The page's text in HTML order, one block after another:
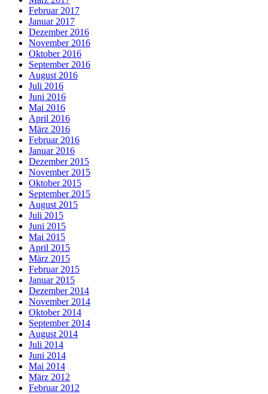
Februar 2017
Januar 2017
Dezember 2016
November 2016
Oktober 2016
September 2016
August 2016
Juli 2016
Juni 2016
Mai 2016
April 2016
März 2016
Februar 2016
Januar 2016
Dezember 2015
November 2015
Oktober 2015
September 2015
August 2015
Juli 2015
Juni 2015
Mai 2015
April 2015
März 2015
Februar 2015
Januar 2015
Dezember 2014
November 2014
Oktober 2014
September 2014
August 2014
Juli 2014
Juni 2014
Mai 2014
März 2012
Februar 2012